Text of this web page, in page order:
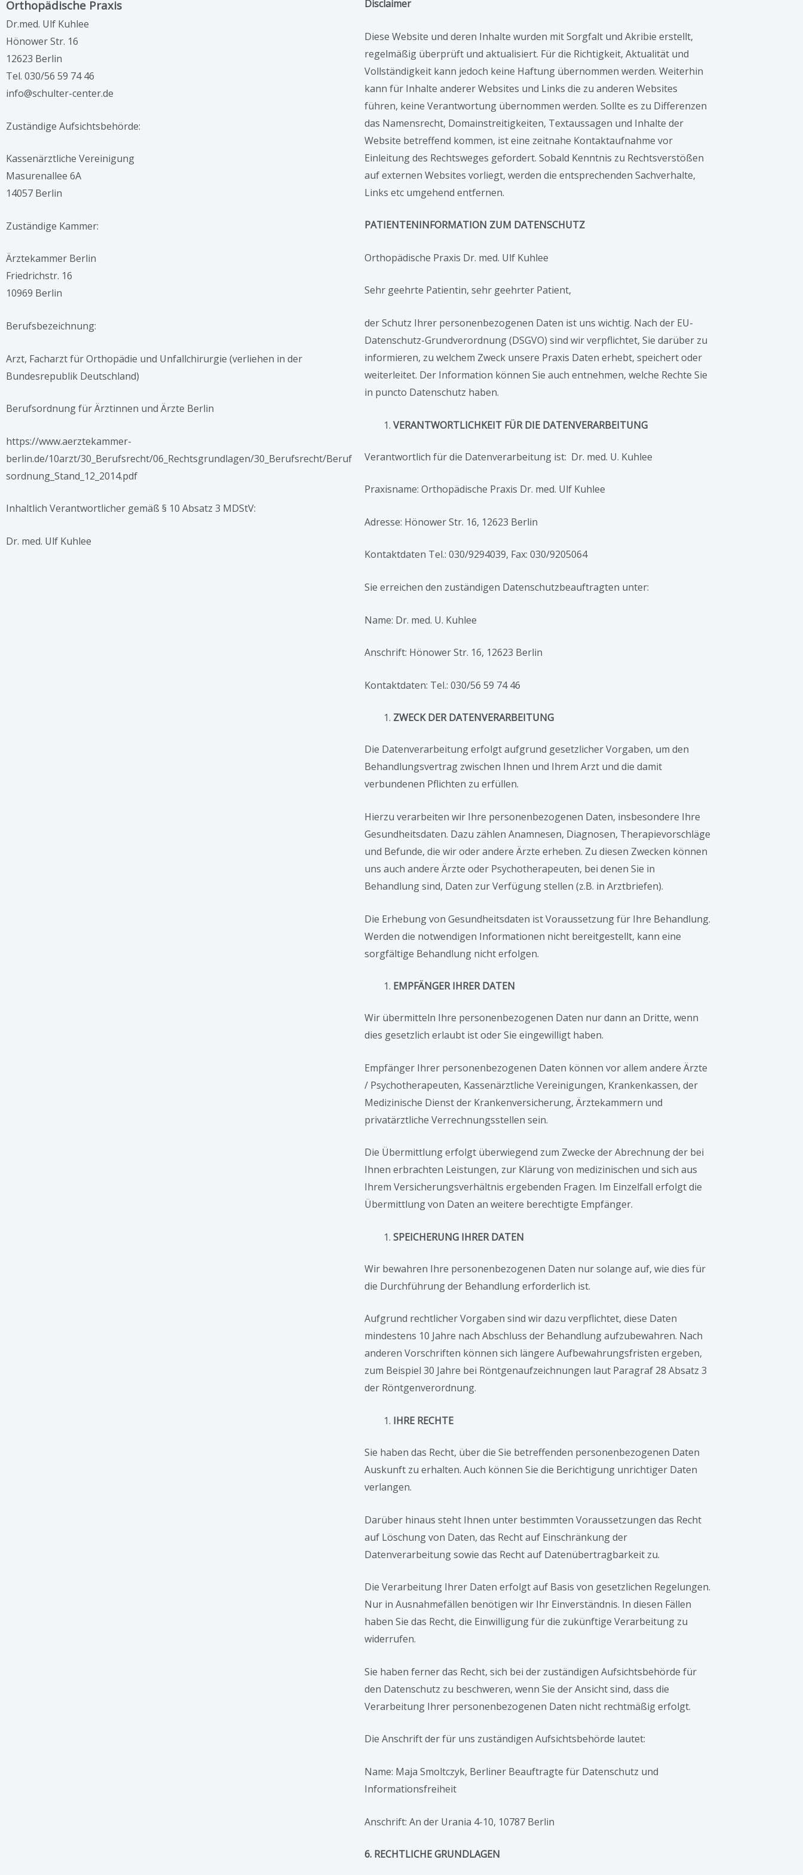
Orthopädische Praxis
Dr.med. Ulf Kuhlee
Hönower Str. 16
12623 Berlin
Tel. 030/56 59 74 46
info@schulter-center.de
Zuständige Aufsichtsbehörde:
Kassenärztliche Vereinigung
Masurenallee 6A
14057 Berlin
Zuständige Kammer:
Ärztekammer Berlin
Friedrichstr. 16
10969 Berlin
Berufsbezeichnung:
Arzt, Facharzt für Orthopädie und Unfallchirurgie (verliehen in der
Bundesrepublik Deutschland)
Berufsordnung für Ärztinnen und Ärzte Berlin
https://www.aerztekammer-
berlin.de/10arzt/30_Berufsrecht/06_Rechtsgrundlagen/30_Berufsrecht/Beruf
sordnung_Stand_12_2014.pdf
Inhaltlich Verantwortlicher gemäß § 10 Absatz 3 MDStV:
Dr. med. Ulf Kuhlee
Disclaimer
Diese Website und deren Inhalte wurden mit Sorgfalt und Akribie erstellt,
regelmäßig überprüft und aktualisiert. Für die Richtigkeit, Aktualität und
Vollständigkeit kann jedoch keine Haftung übernommen werden. Weiterhin
kann für Inhalte anderer Websites und Links die zu anderen Websites
führen, keine Verantwortung übernommen werden. Sollte es zu Differenzen
das Namensrecht, Domainstreitigkeiten, Textaussagen und Inhalte der
Website betreffend kommen, ist eine zeitnahe Kontaktaufnahme vor
Einleitung des Rechtsweges gefordert. Sobald Kenntnis zu Rechtsverstößen
auf externen Websites vorliegt, werden die entsprechenden Sachverhalte,
Links etc umgehend entfernen.
PATIENTENINFORMATION ZUM DATENSCHUTZ
Orthopädische Praxis Dr. med. Ulf Kuhlee
Sehr geehrte Patientin, sehr geehrter Patient,
der Schutz Ihrer personenbezogenen Daten ist uns wichtig. Nach der EU-
Datenschutz-Grundverordnung (DSGVO) sind wir verpflichtet, Sie darüber zu
informieren, zu welchem Zweck unsere Praxis Daten erhebt, speichert oder
weiterleitet. Der Information können Sie auch entnehmen, welche Rechte Sie
in puncto Datenschutz haben.
VERANTWORTLICHKEIT FÜR DIE DATENVERARBEITUNG
Verantwortlich für die Datenverarbeitung ist: Dr. med. U. Kuhlee
Praxisname: Orthopädische Praxis Dr. med. Ulf Kuhlee
Adresse: Hönower Str. 16, 12623 Berlin
Kontaktdaten Tel.: 030/9294039, Fax: 030/9205064
Sie erreichen den zuständigen Datenschutzbeauftragten unter:
Name: Dr. med. U. Kuhlee
Anschrift: Hönower Str. 16, 12623 Berlin
Kontaktdaten: Tel.: 030/56 59 74 46
ZWECK DER DATENVERARBEITUNG
Die Datenverarbeitung erfolgt aufgrund gesetzlicher Vorgaben, um den
Behandlungsvertrag zwischen Ihnen und Ihrem Arzt und die damit
verbundenen Pflichten zu erfüllen.
Hierzu verarbeiten wir Ihre personenbezogenen Daten, insbesondere Ihre
Gesundheitsdaten. Dazu zählen Anamnesen, Diagnosen, Therapievorschläge
und Befunde, die wir oder andere Ärzte erheben. Zu diesen Zwecken können
uns auch andere Ärzte oder Psychotherapeuten, bei denen Sie in
Behandlung sind, Daten zur Verfügung stellen (z.B. in Arztbriefen).
Die Erhebung von Gesundheitsdaten ist Voraussetzung für Ihre Behandlung.
Werden die notwendigen Informationen nicht bereitgestellt, kann eine
sorgfältige Behandlung nicht erfolgen.
EMPFÄNGER IHRER DATEN
Wir übermitteln Ihre personenbezogenen Daten nur dann an Dritte, wenn
dies gesetzlich erlaubt ist oder Sie eingewilligt haben.
Empfänger Ihrer personenbezogenen Daten können vor allem andere Ärzte
/ Psychotherapeuten, Kassenärztliche Vereinigungen, Krankenkassen, der
Medizinische Dienst der Krankenversicherung, Ärztekammern und
privatärztliche Verrechnungsstellen sein.
Die Übermittlung erfolgt überwiegend zum Zwecke der Abrechnung der bei
Ihnen erbrachten Leistungen, zur Klärung von medizinischen und sich aus
Ihrem Versicherungsverhältnis ergebenden Fragen. Im Einzelfall erfolgt die
Übermittlung von Daten an weitere berechtigte Empfänger.
SPEICHERUNG IHRER DATEN
Wir bewahren Ihre personenbezogenen Daten nur solange auf, wie dies für
die Durchführung der Behandlung erforderlich ist.
Aufgrund rechtlicher Vorgaben sind wir dazu verpflichtet, diese Daten
mindestens 10 Jahre nach Abschluss der Behandlung aufzubewahren. Nach
anderen Vorschriften können sich längere Aufbewahrungsfristen ergeben,
zum Beispiel 30 Jahre bei Röntgenaufzeichnungen laut Paragraf 28 Absatz 3
der Röntgenverordnung.
IHRE RECHTE
Sie haben das Recht, über die Sie betreffenden personenbezogenen Daten
Auskunft zu erhalten. Auch können Sie die Berichtigung unrichtiger Daten
verlangen.
Darüber hinaus steht Ihnen unter bestimmten Voraussetzungen das Recht
auf Löschung von Daten, das Recht auf Einschränkung der
Datenverarbeitung sowie das Recht auf Datenübertragbarkeit zu.
Die Verarbeitung Ihrer Daten erfolgt auf Basis von gesetzlichen Regelungen.
Nur in Ausnahmefällen benötigen wir Ihr Einverständnis. In diesen Fällen
haben Sie das Recht, die Einwilligung für die zukünftige Verarbeitung zu
widerrufen.
Sie haben ferner das Recht, sich bei der zuständigen Aufsichtsbehörde für
den Datenschutz zu beschweren, wenn Sie der Ansicht sind, dass die
Verarbeitung Ihrer personenbezogenen Daten nicht rechtmäßig erfolgt.
Die Anschrift der für uns zuständigen Aufsichtsbehörde lautet:
Name: Maja Smoltczyk, Berliner Beauftragte für Datenschutz und
Informationsfreiheit
Anschrift: An der Urania 4-10, 10787 Berlin
6. RECHTLICHE GRUNDLAGEN